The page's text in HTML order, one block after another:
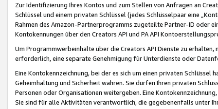
Zur Identifizierung Ihres Kontos und zum Stellen von Anfragen an
Schlüssel und einem privaten Schlüssel (jedes Schlüsselpaar eine
Rahmen des Amazon-Partnerprogramms zugeteilte Partner-ID oder
Kontokennungen über den Creators API und PA API
Um Programmwerbeinhalte über die Creators API Dienste zu
erforderlich, eine separate Genehmigung für Unterdienste oder
Eine Kontokennzeichnung, bei der es sich um einen privaten
Geheimhaltung und Sicherheit wahren. Sie dürfen Ihren privaten
Personen oder Organisationen weitergeben. Eine
Sie sind für alle Aktivitäten verantwortlich, die gegebenenfalls unter